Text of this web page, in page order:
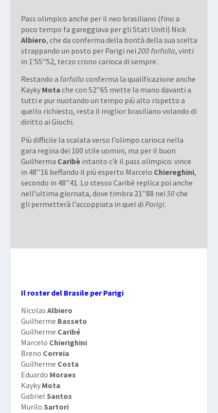
Pass olimpico anche per il neo brasiliano (fino a
poco tempo fa gareggiava per gli Stati Uniti) Nick
Albiero, che da conferma della bontà della sua scelta
strappando un posto per Parigi nei 200 farfalla, vinti
in 1’55’’52, terzo crono carioca di sempre.
Restando a farfalla conferma la qualificazione anche
Kayky Mota che con 52’’65 mette la mano davanti a
tutti e pur nuotando un tempo più alto rispetto a
quello richiesto, resta il miglior brasiliano volando di
diritto ai Giochi.
Più difficile la scalata verso l’olimpo carioca nella
gara regina dei 100 stile uomini, ma per il buon
Guilherma Caribèintanto c’è il pass olimpico: vince
in 48’’16 beffando il più esperto Marcelo Chiereghini,
secondo in 48’’41. Lo stesso Caribè replica poi anche
nell’ultima giornata, dove timbra 21’’88 nei 50che
gli permetterà l’accoppiata in quel di Parigi.
Il roster del Brasile per Parigi
Nicolas Albiero
Guilherme Basseto
Guilherme Caribé
Marcelo Chierighini
Breno Correia
Guilherme Costa
Eduardo Moraes
Kayky Mota
Gabriel Santos
Murilo Sartori